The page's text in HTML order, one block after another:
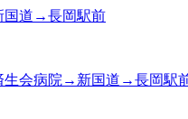
国道→長岡駅前
生会病院→新国道→長岡駅